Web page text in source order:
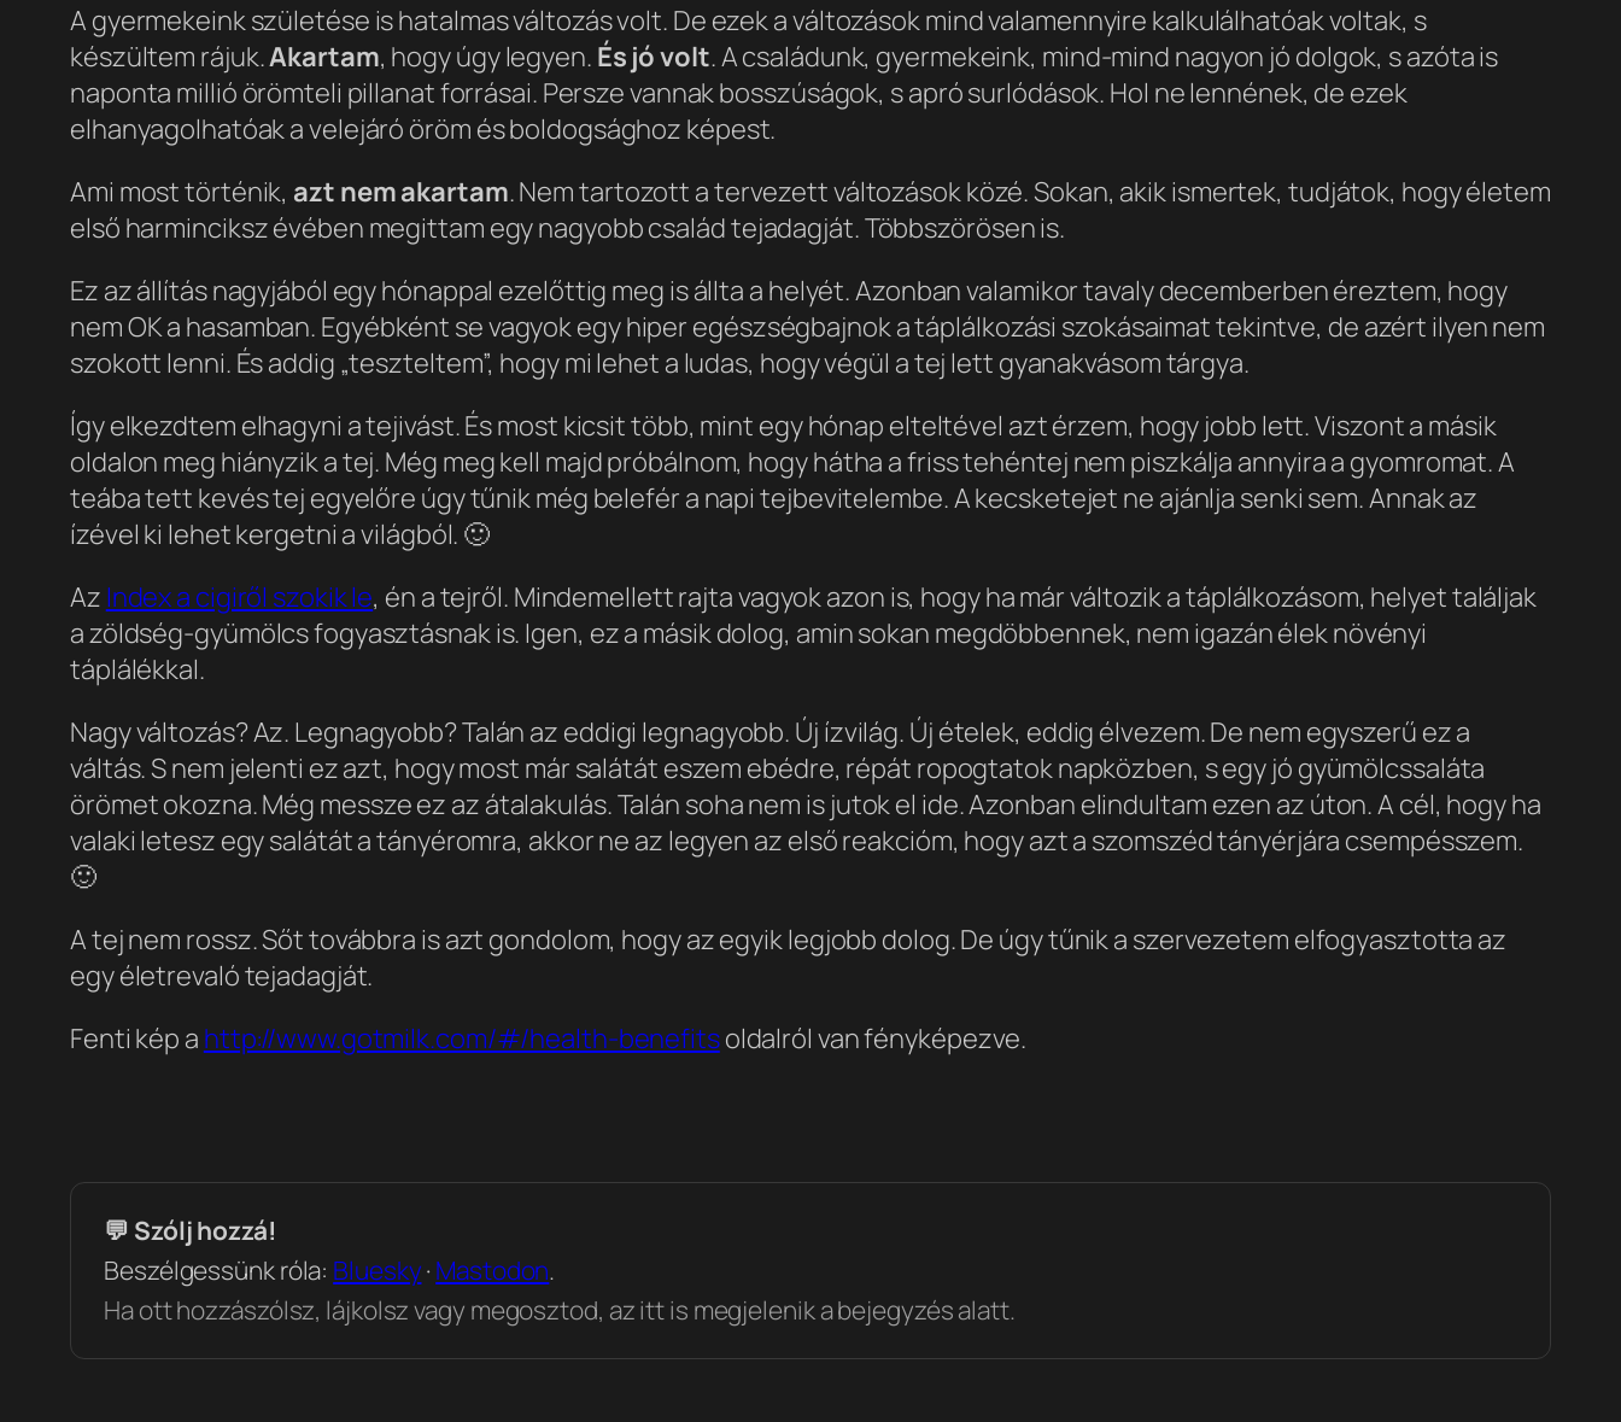
A gyermekeink születése is hatalmas változás volt. De ezek a változások mind valamennyire kalkulálhatóak voltak, s
készültem rájuk.Akartam, hogy úgy legyen. És jó volt. A családunk, gyermekeink, mind-mind nagyon jó dolgok, s azóta is
naponta millió örömteli pillanat forrásai. Persze vannak bosszúságok, s apró surlódások. Hol ne lennének, de ezek
elhanyagolhatóak a velejáró öröm és boldogsághoz képest.
Ami most történik, azt nem akartam. Nem tartozott a tervezett változások közé. Sokan, akik ismertek, tudjátok, hogy életem
első harminciksz évében megittam egy nagyobb család tejadagját. Többszörösen is.
Ez az állítás nagyjából egy hónappal ezelőttig meg is állta a helyét. Azonban valamikor tavaly decemberben éreztem, hogy
nem OK a hasamban. Egyébként se vagyok egy hiper egészségbajnok a táplálkozási szokásaimat tekintve, de azért ilyen nem
szokott lenni. És addig „teszteltem”, hogy mi lehet a ludas, hogy végül a tej lett gyanakvásom tárgya.
Így elkezdtem elhagyni a tejivást. És most kicsit több, mint egy hónap elteltével azt érzem, hogy jobb lett. Viszont a másik
oldalon meg hiányzik a tej. Még meg kell majd próbálnom, hogy hátha a friss tehéntej nem piszkálja annyira a gyomromat. A
teába tett kevés tej egyelőre úgy tűnik még belefér a napi tejbevitelembe. A kecsketejet ne ajánlja senki sem. Annak az
ízével ki lehet kergetni a világból. 🙂
Az Index a cigiről szokik le, én a tejről. Mindemellett rajta vagyok azon is, hogy ha már változik a táplálkozásom, helyet találjak
a zöldség-gyümölcs fogyasztásnak is. Igen, ez a másik dolog, amin sokan megdöbbennek, nem igazán élek növényi
táplálékkal.
Nagy változás? Az. Legnagyobb? Talán az eddigi legnagyobb. Új ízvilág. Új ételek, eddig élvezem. De nem egyszerű ez a
váltás. S nem jelenti ez azt, hogy most már salátát eszem ebédre, répát ropogtatok napközben, s egy jó gyümölcssaláta
örömet okozna. Még messze ez az átalakulás. Talán soha nem is jutok el ide. Azonban elindultam ezen az úton. A cél, hogy ha
valaki letesz egy salátát a tányéromra, akkor ne az legyen az első reakcióm, hogy azt a szomszéd tányérjára csempésszem.
🙂
A tej nem rossz. Sőt továbbra is azt gondolom, hogy az egyik legjobb dolog. De úgy tűnik a szervezetem elfogyasztotta az
egy életrevaló tejadagját.
Fenti kép a http://www.gotmilk.com/#/health-benefitsoldalról van fényképezve.
💬 Szólj hozzá!
Beszélgessünk róla: Bluesky·Mastodon.
Ha ott hozzászólsz, lájkolsz vagy megosztod, az itt is megjelenik a bejegyzés alatt.